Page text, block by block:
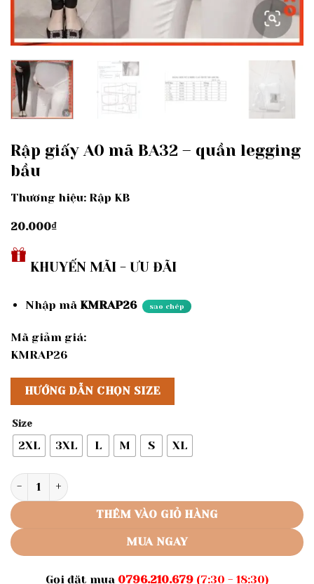
Rập giấy A0 mã BA32 – quần legging
bầu
Thương hiệu: Rập KB
20.000₫
KHUYẾN MÃI - ƯU ĐÃI
Nhập mã KMRAP26 sao chép
Mã giảm giá:
KMRAP26
HƯỚNG DẪN CHỌN SIZE
Size
2XL 3XL L M S XL
Rập giấy A0 mã BA32 - quần legging bầu số lượng
THÊM VÀO GIỎ HÀNG
MUA NGAY
Gọi đặt mua 0796.210.679(7:30 - 18:30)